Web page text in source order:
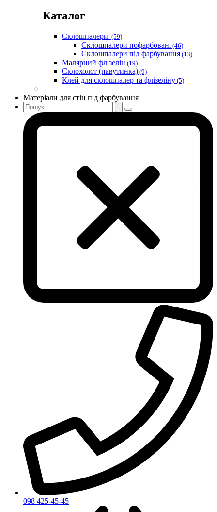
Каталог
Склошпалери (59)
Склошпалери пофарбовані (46)
Склошпалери під фарбування (13)
Малярний флізелін (19)
Склохолст (павутинка) (9)
Клей для склошпалер та флізеліну (5)
Матеріали для стін під фарбування
098 425-45-45